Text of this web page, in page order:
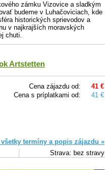
zámku Vizovice a sladkým
budeme v Luhačoviciach, kde
historických sprievodov a
v najkrajších moravských
chuti.
Artstetten
Cena zájazdu od:
41 €
Cena s príplatkami od:
41 €
termíny a popis zájazdu »
Strava: bez stravy